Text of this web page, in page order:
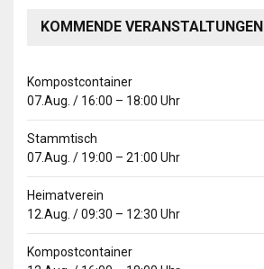
KOMMENDE VERANSTALTUNGEN
Kompostcontainer
07.Aug. / 16:00 – 18:00 Uhr
Stammtisch
07.Aug. / 19:00 – 21:00 Uhr
Heimatverein
12.Aug. /09:30 – 12:30 Uhr
Kompostcontainer